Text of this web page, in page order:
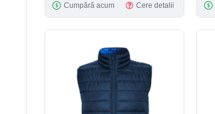
Cumpără acum Cere detalii